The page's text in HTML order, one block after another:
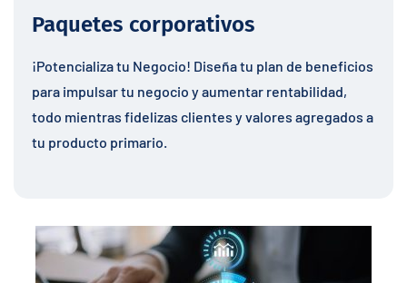
Paquetes corporativos
¡Potencializa tu Negocio! Diseña tu plan de beneficios
para impulsar tu negocio y aumentar rentabilidad,
todo mientras fidelizas clientes y valores agregados a
tu producto primario.